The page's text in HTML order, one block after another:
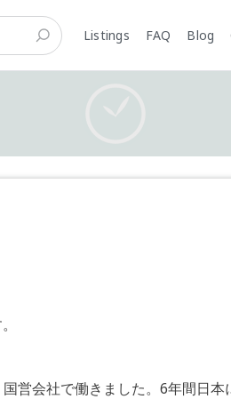
Listings FAQ Blog
営会社で働きました。6年間日